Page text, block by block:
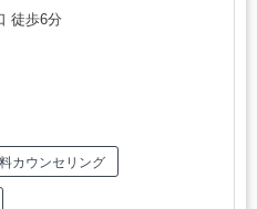
徒歩6分
カウンセリング